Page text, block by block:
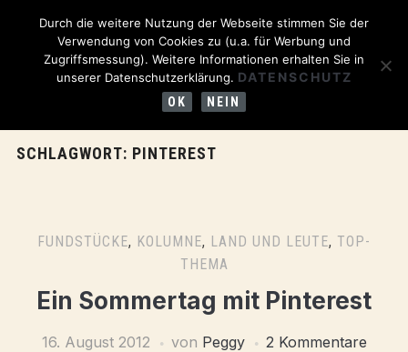
SCHLAGWORT: PINTEREST
FUNDSTÜCKE, KOLUMNE, LAND UND LEUTE, TOP-
THEMA
Ein Sommertag mit Pinterest
16. August 2012 von Peggy 2 Kommentare
Durch die weitere Nutzung der Webseite stimmen Sie der
Verwendung von Cookies zu (u.a. für Werbung und
Zugriffsmessung). Weitere Informationen erhalten Sie in
unserer Datenschutzerklärung. DATENSCHUTZ
OK NEIN